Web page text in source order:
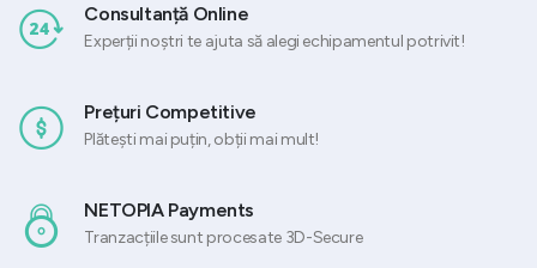
Consultanță Online
Experții noștri te ajuta să alegi echipamentul potrivit!
Prețuri Competitive
Plătești mai puțin, obții mai mult!
NETOPIA Payments
Tranzacțiile sunt procesate 3D-Secure